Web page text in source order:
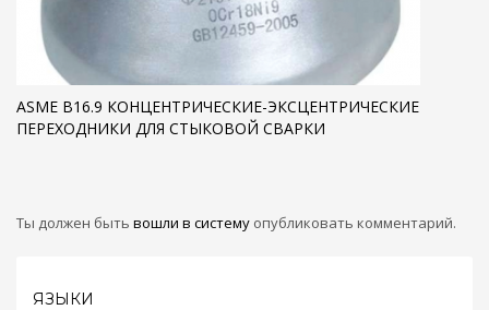
ASME B16.9 КОНЦЕНТРИЧЕСКИЕ-ЭКСЦЕНТРИЧЕСКИЕ
ПЕРЕХОДНИКИ ДЛЯ СТЫКОВОЙ СВАРКИ
Ты должен быть вошли в систему опубликовать комментарий.
ЯЗЫКИ